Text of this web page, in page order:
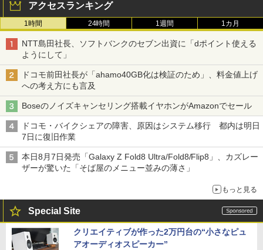
アクセスランキング
1時間 24時間 1週間 1カ月
NTT島田社長、ソフトバンクのセブン出資に「dポイント使える
ようにして」
ドコモ前田社長が「ahamo40GB化は検証のため」、料金値上げ
への考え方にも言及
Boseのノイズキャンセリング搭載イヤホンがAmazonでセール
ドコモ・バイクシェアの障害、原因はシステム移行 都内は明日
7日に復旧作業
本日8月7日発売「Galaxy Z Fold8 Ultra/Fold8/Flip8」、カズレー
ザーが驚いた「そば屋のメニュー並みの薄さ」
もっと見る
Special Site
クリエイティブが作った2万円台の“小さなピュ
アオーディオスピーカー”